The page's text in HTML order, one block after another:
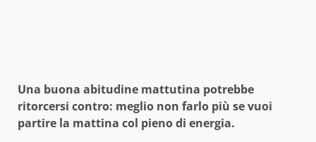
Una buona abitudine mattutina potrebbe
ritorcersi contro: meglio non farlo più se vuoi
partire la mattina col pieno di energia.